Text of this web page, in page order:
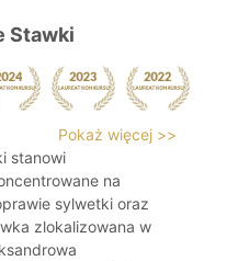
Stawki
Pokaż więcej >>
stanowi
na
sylwetki oraz
zlokalizowana w